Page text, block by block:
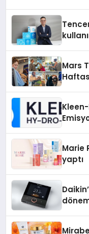
Mars
Marie
yaptı